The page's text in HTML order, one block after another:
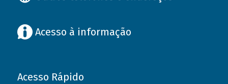
Acesso à informação
Acesso Rápido